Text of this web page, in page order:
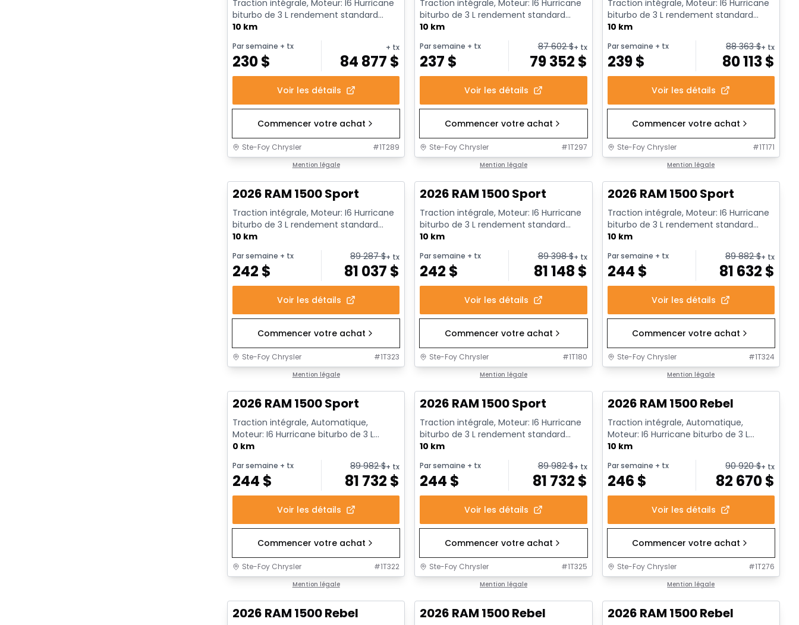
Traction intégrale, Moteur: I6 Hurricane
biturbo de 3 L rendement standard
avec arrêt au ralenti - 6...
10 km
Par semaine + tx
230$
+ tx
84 877 $
Voir les détails
Commencer votre achat
Ste-Foy Chrysler #1T289
Mention légale
Traction intégrale, Moteur: I6 Hurricane
biturbo de 3 L rendement standard
avec arrêt au ralenti - 6...
10 km
Par semaine + tx
237 $
87 602$+ tx
79 352 $
Voir les détails
Commencer votre achat
Ste-Foy Chrysler #1T297
Mention légale
Traction intégrale, Moteur: I6 Hurricane
biturbo de 3 L rendement standard
avec arrêt au ralenti - 6...
10 km
Par semaine + tx
239$
88 363$+ tx
80 113$
Voir les détails
Commencer votre achat
Ste-Foy Chrysler #1T171
Mention légale
2026 RAM 1500 Sport
Traction intégrale, Moteur: I6 Hurricane
biturbo de 3 L rendement standard
avec arrêt au ralenti - 6...
10 km
Par semaine + tx
242 $
89 287$+ tx
81 037 $
Voir les détails
Commencer votre achat
Ste-Foy Chrysler #1T323
Mention légale
2026 RAM 1500 Sport
Traction intégrale, Moteur: I6 Hurricane
biturbo de 3 L rendement standard
avec arrêt au ralenti - 6...
10 km
Par semaine + tx
242 $
89 398$+ tx
81 148 $
Voir les détails
Commencer votre achat
Ste-Foy Chrysler #1T180
Mention légale
2026 RAM 1500 Sport
Traction intégrale, Moteur: I6 Hurricane
biturbo de 3 L rendement standard
avec arrêt au ralenti - 6...
10 km
Par semaine + tx
244 $
89 882$+ tx
81 632 $
Voir les détails
Commencer votre achat
Ste-Foy Chrysler #1T324
Mention légale
2026 RAM 1500 Sport
Traction intégrale, Automatique,
Moteur: I6 Hurricane biturbo de 3 L
rendement standard avec arrêt a...
0 km
Par semaine + tx
244 $
89 982$+ tx
81 732 $
Voir les détails
Commencer votre achat
Ste-Foy Chrysler #1T322
Mention légale
2026 RAM 1500 Sport
Traction intégrale, Moteur: I6 Hurricane
biturbo de 3 L rendement standard
avec arrêt au ralenti - 6...
10 km
Par semaine + tx
244 $
89 982$+ tx
81 732 $
Voir les détails
Commencer votre achat
Ste-Foy Chrysler #1T325
Mention légale
2026 RAM 1500 Rebel
Traction intégrale, Automatique,
Moteur: I6 Hurricane biturbo de 3 L
rendement standard avec arrêt a...
10 km
Par semaine + tx
246 $
90 920$+ tx
82 670$
Voir les détails
Commencer votre achat
Ste-Foy Chrysler #1T276
Mention légale
2026 RAM 1500 Rebel 2026 RAM 1500 Rebel 2026 RAM 1500 Rebel